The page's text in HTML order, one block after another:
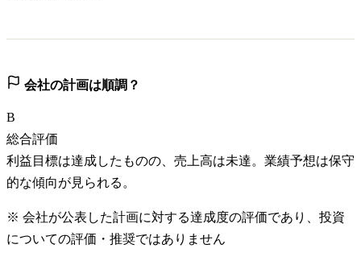
会社の計画は順調？
B
総合評価
利益目標は達成したものの、売上高は未達。業績予想は保守
的な傾向が見られる。
※ 会社が公表した計画に対する達成度の評価であり、投資
についての評価・推奨ではありません